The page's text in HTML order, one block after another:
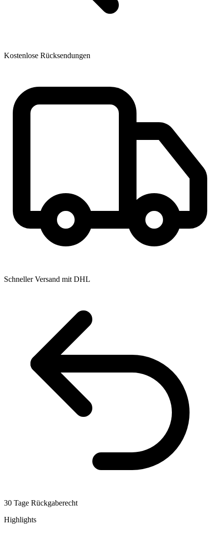
Kostenlose Rücksendungen
Schneller Versand mit DHL
30 Tage Rückgaberecht
Highlights